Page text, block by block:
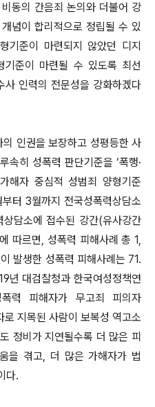
동의 간음죄 논의와 더불어 강
념이 합리적으로 정립될 수 있
기준이 마련되지 않았던 디지
기준이 마련될 수 있도록 최선
인력의 전문성을 강화하겠다
인권을 보장하고 성평등한 사
속히 성폭력 판단기준을 ‘폭행·
해자 중심적 성범죄 양형기준
터 3월까지 전국성폭력상담소
담소에 접수된 강간(유사강간
따르면, 성폭력 피해사례 총 1,
발생한 성폭력 피해사례는 71.
대검찰청과 한국여성정책연
력 피해자가 무고죄 피의자
지목된 사람이 보복성 역고소
정비가 지연될수록 더 많은 피
을 겪고, 더 많은 가해자가 법
다.